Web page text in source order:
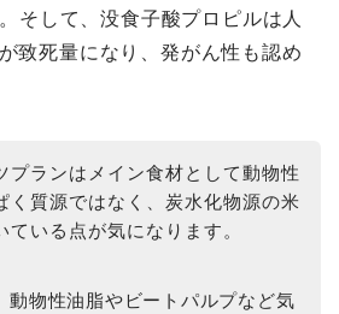
そして、没食子酸プロピルは人
致死量になり、発がん性も認め
プランはメイン食材として動物性
く質源ではなく、炭水化物源の米
ている点が気になります。
動物性油脂やビートパルプなど気